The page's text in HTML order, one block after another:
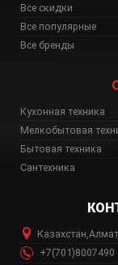
Все скидки
Все популярные
Все бренды
Кухонная техника
Мелкобытовая
Бытовая техника
Сантехника
Казахстан
+7(701)8007490